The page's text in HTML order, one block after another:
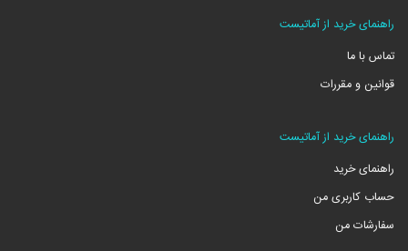
راهنمای خرید از آماتیست
تماس با ما
قوانین و مقررات
راهنمای خرید از آماتیست
راهنمای خرید
حساب کاربری من
سفارشات من